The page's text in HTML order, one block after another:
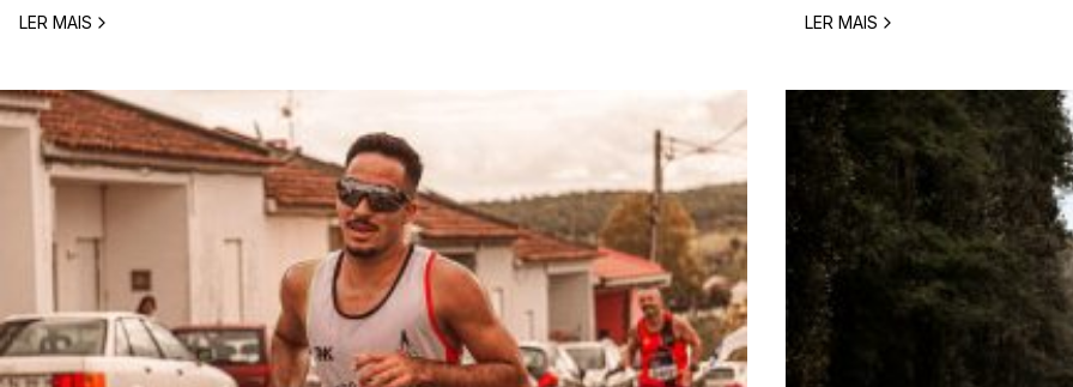
LER MAIS
perfeita para um corredor pode
LER MAIS